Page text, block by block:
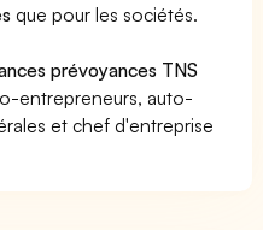
que pour les sociétés.
prévoyances TNS
entrepreneurs, auto-
et chef d'entreprise